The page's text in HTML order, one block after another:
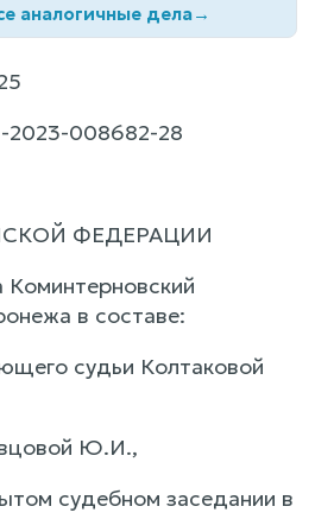
аналогичные дела→
008682-28
ФЕДЕРАЦИИ
Коминтерновский
в составе:
судьи Колтаковой
Ю.И.,
судебном заседании в